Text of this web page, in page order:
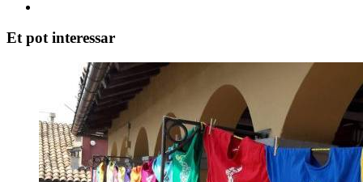
Et pot interessar